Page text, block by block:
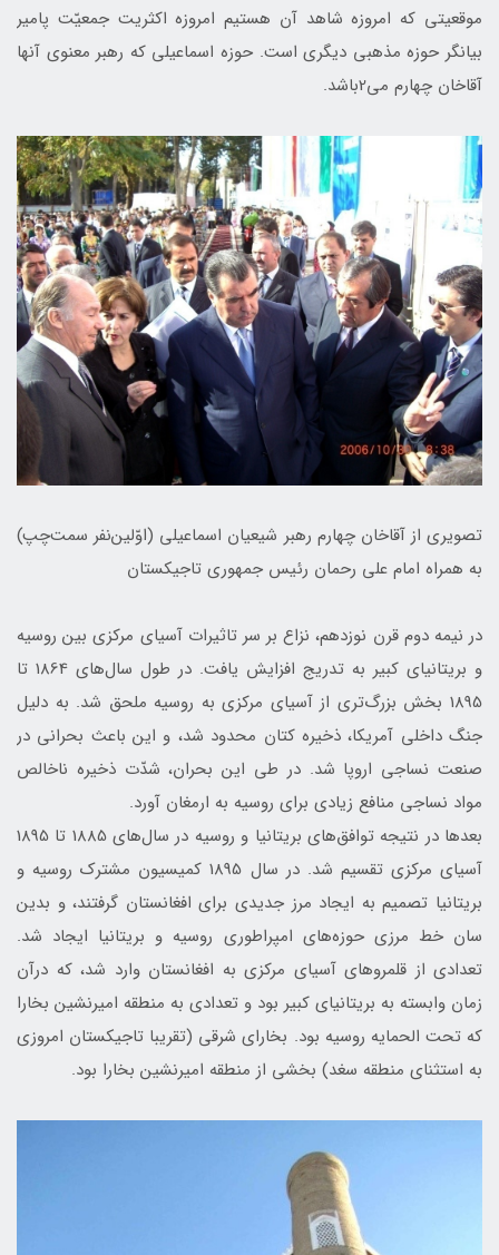
موقعيتی كه امروزه شاهد آن هستيم امروزه اكثريت جمعيّت پامير
بيانگر حوزه مذهبی ديگری است. حوزه اسماعيلی كه رهبر معنوی آنها
آقاخان چهارم می2باشد.
تصويري از آقاخان چهارم رهبر شيعيان اسماعيلي (اوّلين‌نفر سمت‌چپ)
به همراه امام علی رحمان رئيس جمهوری تاجيكستان
در نيمه دوم قرن نوزدهم، نزاع بر سر تاثيرات آسيای مركزی بين روسيه
و بريتانيای كبير به تدريج افزايش يافت. در طول سال‌های 1864 تا
1895 بخش بزرگ‌تری از آسيای مركزی به روسيه ملحق شد. به دليل
جنگ داخلی آمريكا، ذخيره كتان محدود شد، و اين باعث بحرانی در
صنعت نساجی اروپا شد. در طی اين بحران، شدّت ذخيره ناخالص
مواد نساجی منافع زيادی برای روسيه به ارمغان آورد.
بعدها در نتيجه توافق‌های بريتانيا و روسيه در سال‌های 1885 تا 1895
آسيای مركزی تقسيم شد. در سال 1895 كميسيون مشترك روسيه و
بريتانيا تصميم به ايجاد مرز جديدی برای افغانستان گرفتند، و بدين
سان خط مرزی حوزه‌های امپراطوري روسيه و بريتانيا ايجاد شد.
تعدادی از قلمروهای آسيای مركزی به افغانستان وارد شد، كه در‌آن
زمان وابسته به بريتانيای كبير بود و تعدادی به منطقه اميرنشين بخارا
كه تحت الحمايه روسيه بود. بخارای شرقی (تقريبا تاجيكستان امروزی
به استثنای منطقه سغد) بخشی از منطقه اميرنشين بخارا بود.